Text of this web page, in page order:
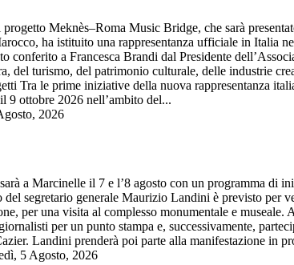
Meknès–Roma Music Bridge, che sarà
ha istituito una rappresentanza ufficiale in Italia
a Francesca Brandi dal Presidente
turismo, del patrimonio culturale, delle industrie
Tra le prime iniziative della nuova rappresentanza
9 ottobre 2026 nell’ambito del...
2026
Marcinelle il 7 e l’8 agosto con un programma di
segretario generale Maurizio Landini è previsto per
per una visita al complesso monumentale e museale.
per un punto stampa e, successivamente,
Landini prenderà poi parte alla manifestazione in
5 Agosto, 2026